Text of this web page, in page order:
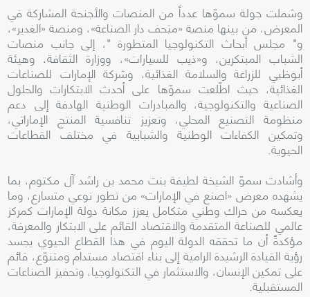
وشملت جولة سموّها عدداً من المنصات والأجنحة المشاركة في
المعرض، من بينها منصة «متحف دار الصناعة»، ومنصة «الغدير»،
و" مجلس أبحاث التكنولوجيا المتطورة "، إلى جانب منصات
الشباب المبتكرين، و«ذيب للسيارات»، ووزارة الثقافة، وهيئة
أبوظبي للزراعة والسلامة الغذائية، وشركة الإمارات للصناعات
الغذائية، حيث اطّلعت سموّها على أحدث الابتكارات والحلول
الصناعية والتكنولوجية، والمبادرات الوطنية الهادفة إلى دعم
منظومة التصنيع المحلي، وتعزيز تنافسية المنتج الإماراتي،
وتمكين الكفاءات الوطنية والشبابية في مختلف القطاعات
الحيوية.
وأشادت سموّ الشيخة لطيفة بنت محمد بن راشد آل مكتوم، بما
يشهده معرض «اصنع في الإمارات» من تطور نوعي متسارع، وما
يعكسه من حراك وطني متكامل يعزز مكانة دولة الإمارات كمركز
عالمي للصناعة المتقدمة والاقتصاد القائم على الابتكار والمعرفة،
مؤكدةً أن ما تحققه الدولة اليوم في هذا القطاع الحيوي يجسد
رؤية القيادة الرشيدة الرامية إلى بناء اقتصاد مستدام ومتنوّع، قائم
على تمكين الإنسان، والاستثمار في التكنولوجيا، وتحفيز الصناعات
المستقبلية.